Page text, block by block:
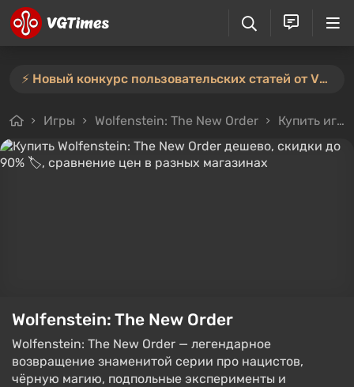
⚡️ Новый конкурс пользовательских статей от VGTimes — участвуйте тут ⚡️
Игры Wolfenstein: The New Order Купить игру
Wolfenstein: The New Order
Wolfenstein: The New Order — легендарное
возвращение знаменитой серии про нацистов,
чёрную магию, подпольные эксперименты и